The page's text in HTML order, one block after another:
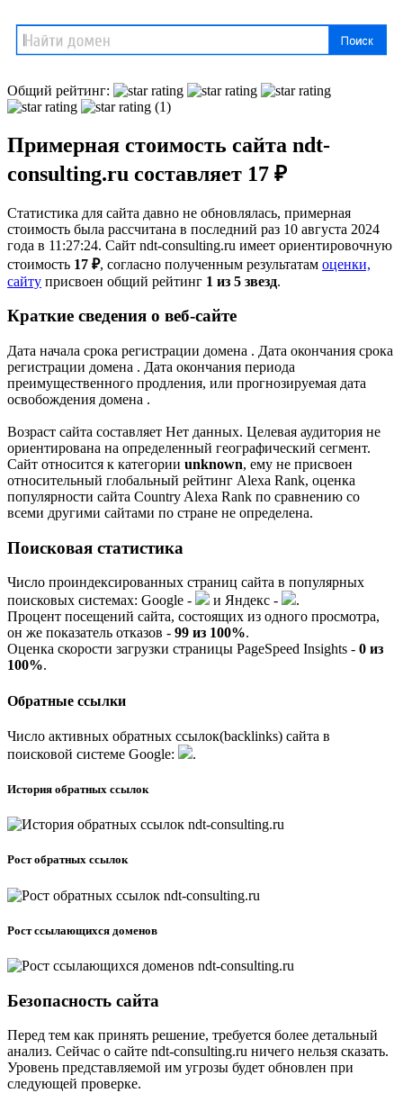
Общий рейтинг:
(1)
Примерная стоимость сайта ndt-
consulting.ru составляет 17 ₽
Статистика для сайта давно не обновлялась, примерная
стоимость была рассчитана в последний раз 10 августа 2024
года в 11:27:24. Сайт ndt-consulting.ru имеет ориентировочную
стоимость 17 ₽, cогласно полученным результатам оценки,
сайту присвоен общий рейтинг 1 из 5 звезд.
Краткие сведения о веб-сайте
Дата начала срока регистрации домена . Дата окончания срока
регистрации домена . Дата окончания периода
преимущественного продления, или прогнозируемая дата
освобождения домена .
Возраст сайта составляет Нет данных. Целевая аудитория не
ориентирована на определенный географический сегмент.
Сайт относится к категории unknown, ему не присвоен
относительный глобальный рейтинг Alexa Rank, оценка
популярности сайта Country Alexa Rank по сравнению со
всеми другими сайтами по стране не определена.
Поисковая статистика
Число проиндексированных страниц сайта в популярных
поисковых системах: Google - и Яндекс -
.
Процент посещений сайта, состоящих из одного просмотра,
он же показатель отказов - 99 из 100%.
Оценка скорости загрузки страницы PageSpeed Insights - 0 из
100%.
Обратные ссылки
Число активных обратных ссылок(backlinks) сайта в
поисковой системе Google: .
История обратных ссылок
Рост обратных ссылок
Рост ссылающихся доменов
Безопасность сайта
Перед тем как принять решение, требуется более детальный
анализ. Сейчас о сайте ndt-consulting.ru ничего нельзя сказать.
Уровень представляемой им угрозы будет обновлен при
следующей проверке.